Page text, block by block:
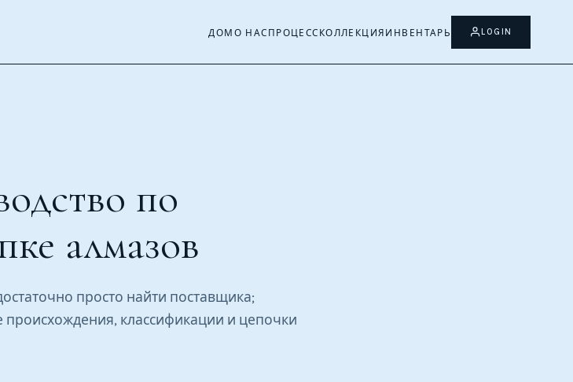
ДОМ О НАС ПРОЦЕСС КОЛЛЕКЦИЯ ИНВЕНТАРЬ LOGIN
по
алмазов
просто найти поставщика;
классификации и цепочки